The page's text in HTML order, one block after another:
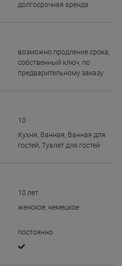
долгосрочная аренда
возможно продление срока,
собственный ключ, по
предварительному заказу
10
Кухня, Ванная, Ванная для
гостей, Туалет для гостей
10 лет
женское, немецкое
постоянно